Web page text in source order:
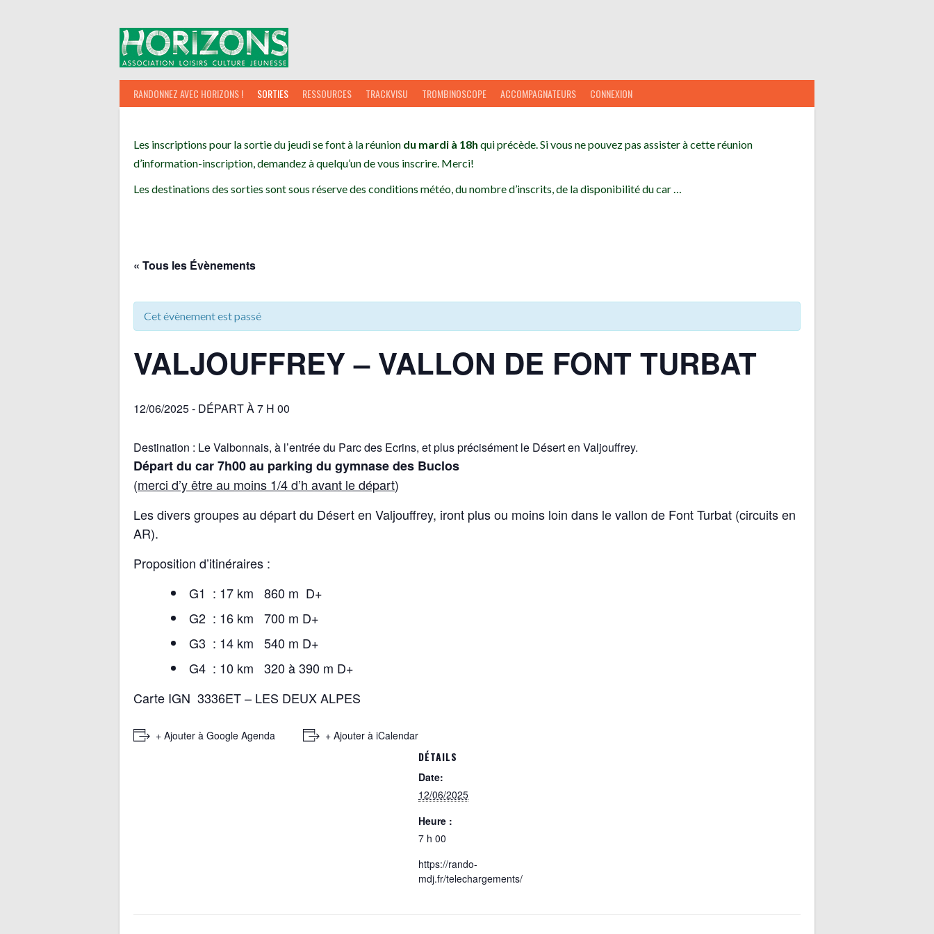
RANDONNEZ AVEC HORIZONS ! SORTIES RESSOURCES TRACKVISU TROMBINOSCOPE ACCOMPAGNATEURS CONNEXION
Les inscriptions pour la sortie du jeudi se font à la réunion du mardi à 18h qui précède. Si vous ne pouvez pas assister à cette réunion
d’information-inscription, demandez à quelqu’un de vous inscrire. Merci!
Les destinations des sorties sont sous réserve des conditions météo, du nombre d’inscrits, de la disponibilité du car …
« Tous les Évènements
Cet évènement est passé
VALJOUFFREY – VALLON DE FONT TURBAT
12/06/2025 - DÉPART À 7 H 00
Destination : Le Valbonnais, à l’entrée du Parc des Ecrins, et plus précisément le Désert en Valjouffrey.
Départ du car 7h00 au parking du gymnase des Buclos
(merci d’y être au moins 1/4 d’h avant le départ)
Les divers groupes au départ du Désert en Valjouffrey, iront plus ou moins loin dans le vallon de Font Turbat (circuits en
AR).
Proposition d’itinéraires :
G1 : 17 km 860 m D+
G2 : 16 km 700 m D+
G3 : 14 km 540 m D+
G4 : 10 km 320 à 390 m D+
Carte IGN 3336ET – LES DEUX ALPES
+ Ajouter à Google Agenda + Ajouter à iCalendar
DÉTAILS
Date:
12/06/2025
Heure :
7 h 00
https://rando-
mdj.fr/telechargements/